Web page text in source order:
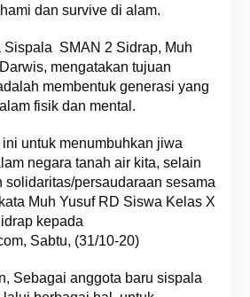
dan survive di alam.
Sispala SMAN 2 Sidrap, Muh
mengatakan tujuan
membentuk generasi yang
fisik dan mental.
untuk menumbuhkan jiwa
negara tanah air kita, selain
solidaritas/persaudaraan sesama
Muh Yusuf RD Siswa Kelas X
kepada
Sabtu, (31/10-20)
Sebagai anggota baru sispala